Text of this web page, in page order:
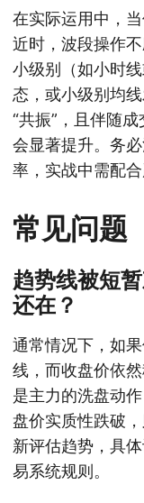
在实际运用中，
近时，波段操作
小级别（如小时
态，或小级别均
“共振”，且伴随
会显著提升。务
率，实战中需配
常见问题
趋势线被短
还在？
通常情况下，如
线，而收盘价依
是主力的洗盘动作
盘价实质性跌破
新评估趋势，具
易系统规则。